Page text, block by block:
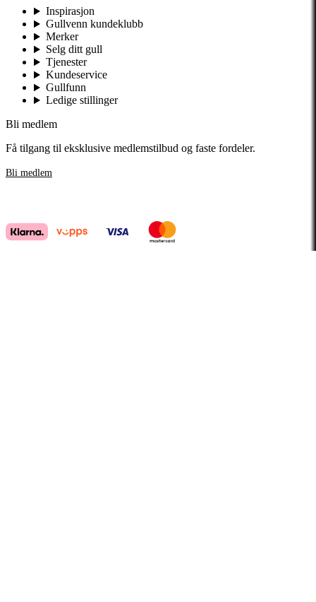
Inspirasjon
Gullvenn kundeklubb
Merker
Selg ditt gull
Tjenester
Kundeservice
Gullfunn
Ledige stillinger
Bli medlem
Få tilgang til eksklusive medlemstilbud og faste fordeler.
Bli medlem